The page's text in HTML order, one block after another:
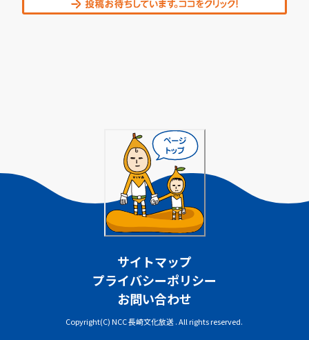
サイトマップ
プライバシーポリシー
お問い合わせ
Copyright(C) NCC 長崎文化放送 . All rights reserved.